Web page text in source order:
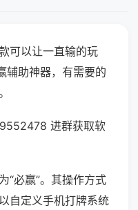
可以让一直输的玩
辅助神器，有需要的
进群获取软
“必赢”。其操作方式
自定义手机打牌系统